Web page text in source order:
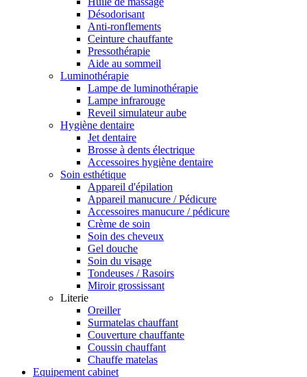
Désodorisant
Anti-ronflements
Ceinture chauffante
Pressothérapie
Aide au sommeil
Luminothérapie
Lampe de luminothérapie
Lampe infrarouge
Reveil simulateur aube
Hygiène dentaire
Jet dentaire
Brosse à dents électrique
Accessoires hygiène dentaire
Soin esthétique
Appareil d'épilation
Appareil manucure / Pédicure
Accessoires manucure / pédicure
Crème de soin
Soin des cheveux
Gel douche
Soin du visage
Tondeuses / Rasoirs
Miroir grossissant
Literie
Oreiller
Surmatelas chauffant
Couverture chauffante
Coussin chauffant
Chauffe matelas
Equipement cabinet